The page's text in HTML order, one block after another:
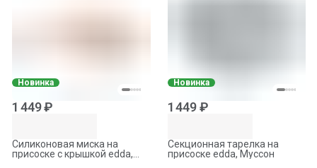
Новинка
1 449 ₽
Силиконовая миска на
присоске с крышкой edda,
Новинка
1 449 ₽
Секционная тарелка на
присоске edda, Муссон